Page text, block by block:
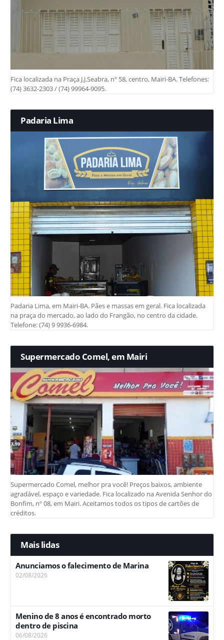
Fica localizada na Praça J.J.Seabra, nº 58, centro, Mairi-BA. Telefones:
(74) 3632-2303 / (74) 99964-9095.
Padaria Lima
Padaria Lima, em Mairi-BA. Pães e massas em geral. Fica localizada
na praça do mercado, ao lado do Frangão, no centro da cidade.
Telefone: (74) 9 9936-6984.
Supermercado Comel, em Mairi
Supermercado Comel, melhor pra você! Preços baixos, ambiente
agradável, espaço e variedade. Fica localizado na Avenida Senhor do
Bonfim, nº 08, em Mairi. Aceitamos todos os tipos de cartões de
créditos.
Mais lidas
Anunciamos o falecimento de Marina
02/08/2026
Menino de 8 anos é encontrado morto
dentro de piscina
06/08/2026